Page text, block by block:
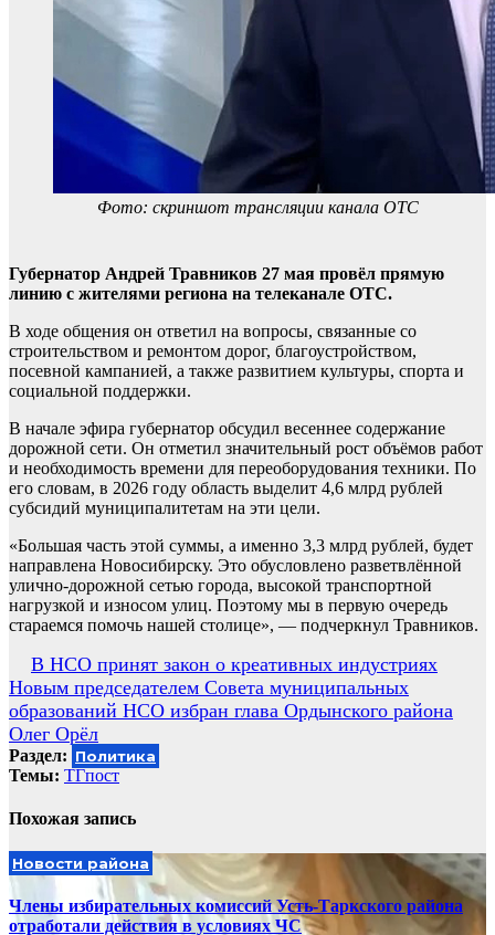
Фото: скриншот трансляции канала ОТС
Губернатор Андрей Травников 27 мая провёл прямую
линию с жителями региона на телеканале ОТС.
В ходе общения он ответил на вопросы, связанные со
строительством и ремонтом дорог, благоустройством,
посевной кампанией, а также развитием культуры, спорта и
социальной поддержки.
В начале эфира губернатор обсудил весеннее содержание
дорожной сети. Он отметил значительный рост объёмов работ
и необходимость времени для переоборудования техники. По
его словам, в 2026 году область выделит 4,6 млрд рублей
субсидий муниципалитетам на эти цели.
«Большая часть этой суммы, а именно 3,3 млрд рублей, будет
направлена Новосибирску. Это обусловлено разветвлённой
улично-дорожной сетью города, высокой транспортной
нагрузкой и износом улиц. Поэтому мы в первую очередь
стараемся помочь нашей столице», — подчеркнул Травников.
Навигация
по
записям
В НСО принят закон о креативных индустриях
Новым председателем Совета муниципальных
образований НСО избран глава Ордынского района
Олег Орёл
Раздел: Политика
Темы: ТГпост
Похожая запись
Новости района
Члены избирательных комиссий Усть-Таркского района
отработали действия в условиях ЧС